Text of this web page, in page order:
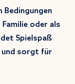
Bedingungen
oder als
Spielspaß
und sorgt für